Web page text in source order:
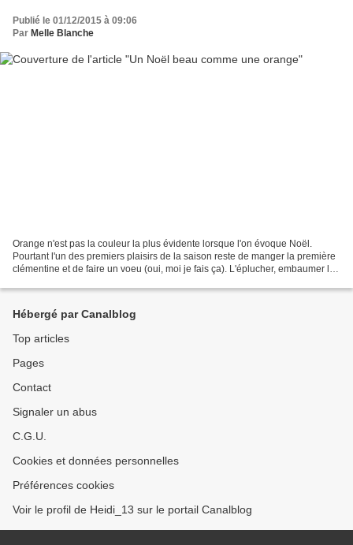
Publié le 01/12/2015 à 09:06
Par Melle Blanche
Orange n'est pas la couleur la plus évidente lorsque l'on évoque Noël.
Pourtant l'un des premiers plaisirs de la saison reste de manger la première
clémentine et de faire un voeu (oui, moi je fais ça). L'éplucher, embaumer la
Hébergé par Canalblog
Top articles
Pages
Contact
Signaler un abus
C.G.U.
Cookies et données personnelles
Préférences cookies
Voir le profil de Heidi_13 sur le portail Canalblog